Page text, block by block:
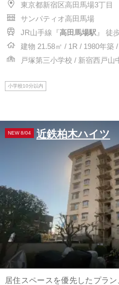
東京都新宿区高田馬場3丁目
サンパティオ高田馬場
JR山手線『高田馬場駅 』 徒
建物 21.58㎡ / 1R / 1980年築 /
戸塚第三小学校 / 新宿西戸山
小学校10分以内
NEW 8/04 近鉄柏木ハイツ
居住スペースを優先したプラ